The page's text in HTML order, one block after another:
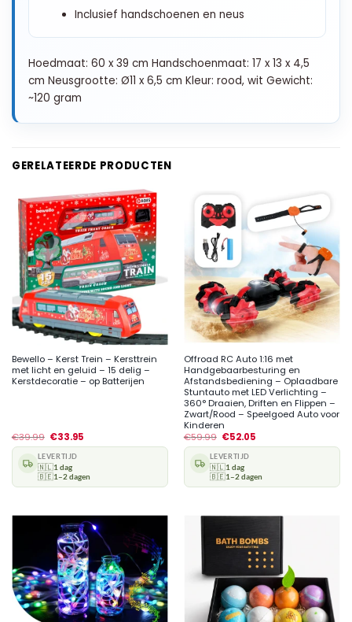
Inclusief handschoenen en neus
Hoedmaat: 60 x 39 cm Handschoenmaat: 17 x 13 x 4,5
cm Neusgrootte: Ø11 x 6,5 cm Kleur: rood, wit Gewicht:
~120 gram
GERELATEERDE PRODUCTEN
Bewello – Kerst Trein – Kersttrein
met licht en geluid – 15 delig –
Kerstdecoratie – op Batterijen
€39.99 €33.95
LEVERTIJD
🇳🇱1 dag
🇧🇪1–2 dagen
Offroad RC Auto 1:16 met
Handgebaarbesturing en
Afstandsbediening – Oplaadbare
Stuntauto met LED Verlichting –
360° Draaien, Driften en Flippen –
Zwart/Rood – Speelgoed Auto voor
Kinderen
€59.99 €52.05
LEVERTIJD
🇳🇱1 dag
🇧🇪1–2 dagen